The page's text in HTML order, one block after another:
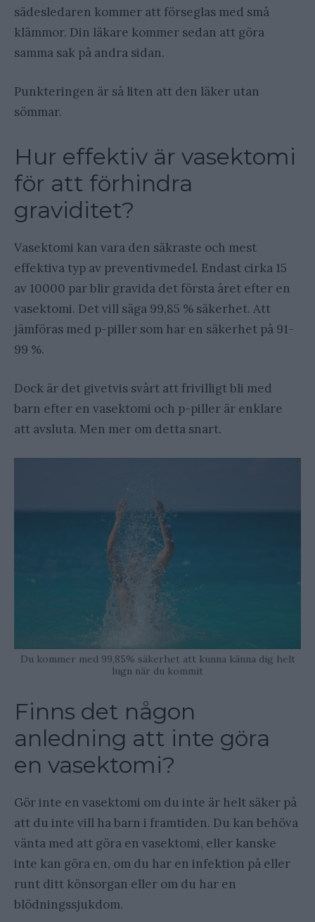
sädesledaren kommer att förseglas med små
klämmor. Din läkare kommer sedan att göra
samma sak på andra sidan.
Punkteringen är så liten att den läker utan
sömmar.
Hur effektiv är vasektomi
för att förhindra
graviditet?
Vasektomi kan vara den säkraste och mest
effektiva typ av preventivmedel. Endast cirka 15
av 10000 par blir gravida det första året efter en
vasektomi. Det vill säga 99,85 % säkerhet. Att
jämföras med p-piller som har en säkerhet på 91-
99 %.
Dock är det givetvis svårt att frivilligt bli med
barn efter en vasektomi och p-piller är enklare
att avsluta. Men mer om detta snart.
Du kommer med 99,85% säkerhet att kunna känna dig helt
lugn när du kommit
Finns det någon
anledning att inte göra
en vasektomi?
Gör inte en vasektomi om du inte är helt säker på
att du inte vill ha barn i framtiden. Du kan behöva
vänta med att göra en vasektomi, eller kanske
inte kan göra en, om du har en infektion på eller
runt ditt könsorgan eller om du har en
blödningssjukdom.